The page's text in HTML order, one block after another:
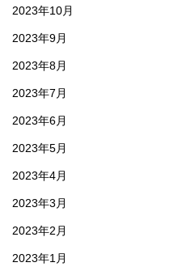
2023年10月
2023年9月
2023年8月
2023年7月
2023年6月
2023年5月
2023年4月
2023年3月
2023年2月
2023年1月